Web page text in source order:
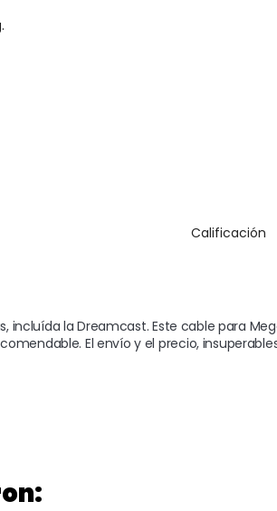
.
Calificación
incluída la Dreamcast. Este cable para
El envío y el precio,